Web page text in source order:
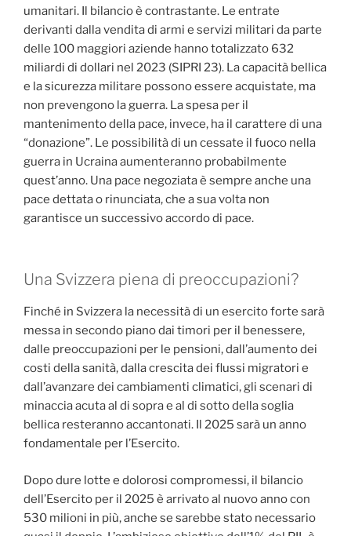
umanitari. Il bilancio è contrastante. Le entrate
derivanti dalla vendita di armi e servizi militari da parte
delle 100 maggiori aziende hanno totalizzato 632
miliardi di dollari nel 2023 (SIPRI 23). La capacità bellica
e la sicurezza militare possono essere acquistate, ma
non prevengono la guerra. La spesa per il
mantenimento della pace, invece, ha il carattere di una
“donazione”. Le possibilità di un cessate il fuoco nella
guerra in Ucraina aumenteranno probabilmente
quest’anno. Una pace negoziata è sempre anche una
pace dettata o rinunciata, che a sua volta non
garantisce un successivo accordo di pace.
Una Svizzera piena di preoccupazioni?
Finché in Svizzera la necessità di un esercito forte sarà
messa in secondo piano dai timori per il benessere,
dalle preoccupazioni per le pensioni, dall’aumento dei
costi della sanità, dalla crescita dei flussi migratori e
dall’avanzare dei cambiamenti climatici, gli scenari di
minaccia acuta al di sopra e al di sotto della soglia
bellica resteranno accantonati. Il 2025 sarà un anno
fondamentale per l’Esercito.
Dopo dure lotte e dolorosi compromessi, il bilancio
dell’Esercito per il 2025 è arrivato al nuovo anno con
530 milioni in più, anche se sarebbe stato necessario